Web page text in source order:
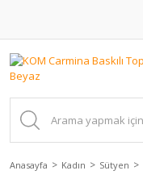
Anasayfa Kadın Sütyen